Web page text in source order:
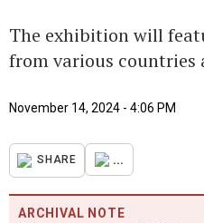
The exhibition will
from various countries
November 14, 2024 - 4:06 PM
SHARE ...
ARCHIVAL NOTE